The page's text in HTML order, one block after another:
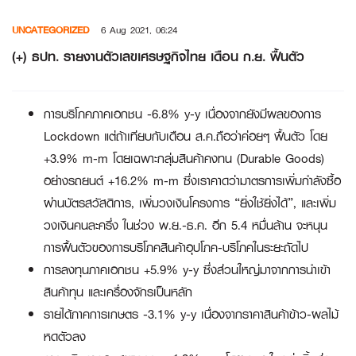
content
UNCATEGORIZED 6 Aug 2021, 06:24
(+) ธปท. รายงานตัวเลขเศรษฐกิจไทย เดือน ก.ย. ฟื้นตัว
การบริโภคภาคเอกชน -6.8% y-y เนื่องจากยังมีผลของการ
Lockdown แต่ถ้าเทียบกับเดือน ส.ค.ถือว่าค่อยๆ ฟื้นตัว โดย
+3.9% m-m โดยเฉพาะกลุ่มสินค้าคงทน (Durable Goods)
อย่างรถยนต์ +16.2% m-m ซึ่งเราคาดว่ามาตรการเพิ่มกำลังซื้อ
ผ่านบัตรสวัสดิการ, เพิ่มวงเงินโครงการ “ยิ่งใช้ยิ่งได้”, และเพิ่ม
วงเงินคนละครึ่ง ในช่วง พ.ย.-ธ.ค. อีก 5.4 หมื่นล้าน จะหนุน
การฟื้นตัวของการบริโภคสินค้าอุปโภค-บริโภคในระยะถัดไป
การลงทุนภาคเอกชน +5.9% y-y ซึ่งส่วนใหญ่มาจากการนำเข้า
สินค้าทุน และเครื่องจักรเป็นหลัก
รายได้ภาคการเกษตร -3.1% y-y เนื่องจากราคาสินค้าข้าว-ผลไม้
หดตัวลง